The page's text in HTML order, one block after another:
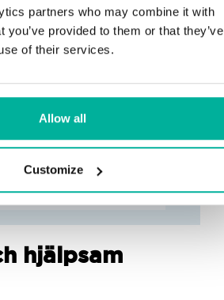
partners who may combine it with
you’ve provided to them or that they’ve
of their services.
Allow all
Customize
hjälpsam